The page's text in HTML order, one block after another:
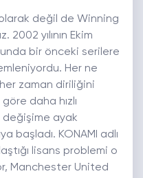
değil de Winning
2002 yılının Ekim
bir önceki serilere
Her ne
zaman diriliğini
daha hızlı
değişime ayak
başladı. KONAMI adlı
lisans problemi o
Manchester United